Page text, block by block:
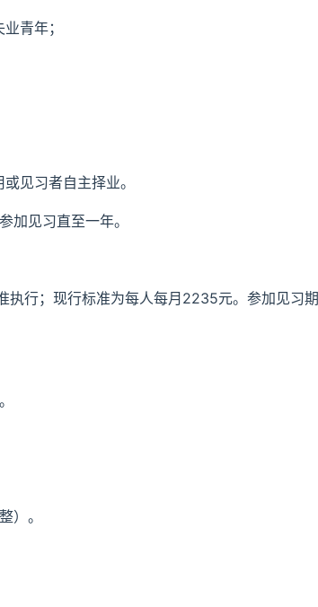
青年；
见习者自主择业。
加见习直至一年。
执行；现行标准为每人每月2235元。参加见习期
）。